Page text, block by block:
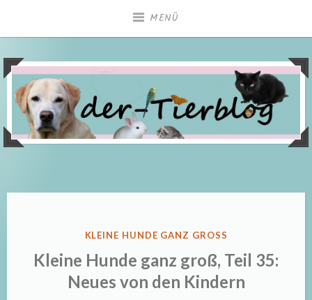
MENÜ
VERÖFFENTLICHT
KLEINE HUNDE GANZ GROSS
Kleine Hunde ganz groß, Teil 35:
Neues von den Kindern